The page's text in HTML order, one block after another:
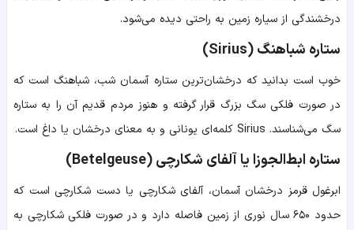
درخشندگی از سیاره زمین به راحتی دیده می‌شود.
ستاره شباهنگ (Sirius)
خوب است بدانید که درخشان‌ترین ستاره آسمان شب، شباهنگ است که
در صورت فلکی سگ بزرگ قرار گرفته و هنوز مردم قدیم آن را به ستاره
سگ می‌شناسند. Sirius کلمه‌ای یونانی و به معنای درخشان یا داغ است.
ستاره ابط‌الجوزا یا آلفای شکارچی (Betelgeuse)
ابرغول قرمز درخشان آسمان، آلفای شکارچی یا دست شکارچی است که
حدود ۶۵۰ سال نوری از زمین فاصله دارد و در صورت فلکی شکارچی به